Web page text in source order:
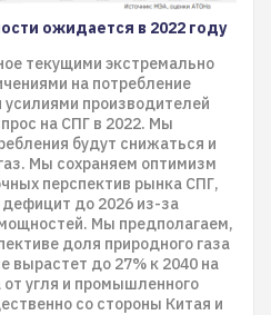
ожидается в 2022 году
текущими экстремально
на потребление
усилиями производителей
на СПГ в 2022. Мы
будут снижаться и
Мы сохраняем оптимизм
перспектив рынка СПГ,
до 2026 из-за
Мы предполагаем,
доля природного газа
вырастет до 27% к 2040 на
угля и промышленного
со стороны Китая и